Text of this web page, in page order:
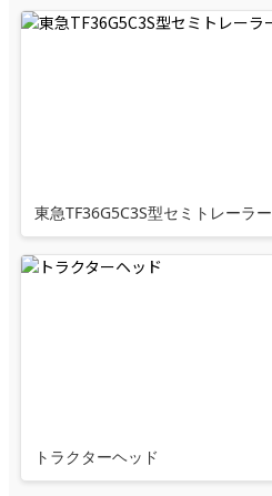
東急TF36G5C3S型セミトレーラー
トラクターヘッド